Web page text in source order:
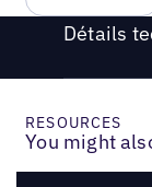
Détails
RESOURCES
You might